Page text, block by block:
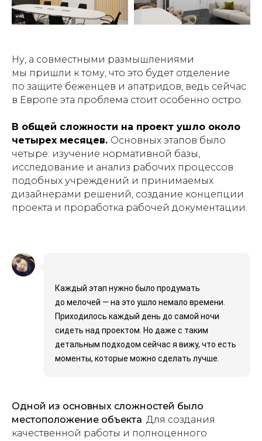
Ну, а совместными размышлениями
мы пришли к тому, что это будет отделение
по защите беженцев и апатридов, ведь сейчас
в Европе эта проблема стоит особенно остро.
В общей сложности на проект ушло около
четырех месяцев. Основных этапов было
четыре: изучение нормативной базы,
исследование и анализ рабочих процессов
подобных учреждений и принимаемых
дизайнерами решений, создание концепции
проекта и проработка рабочей документации.
Каждый этап нужно было продумать
до мелочей — на это ушло немало времени.
Приходилось каждый день до самой ночи
сидеть над проектом. Но даже с таким
детальным подходом сейчас я вижу, что есть
моменты, которые можно сделать лучше.
Одной из основных сложностей было
местоположение объекта . Для создания
качественной работы и полноценного